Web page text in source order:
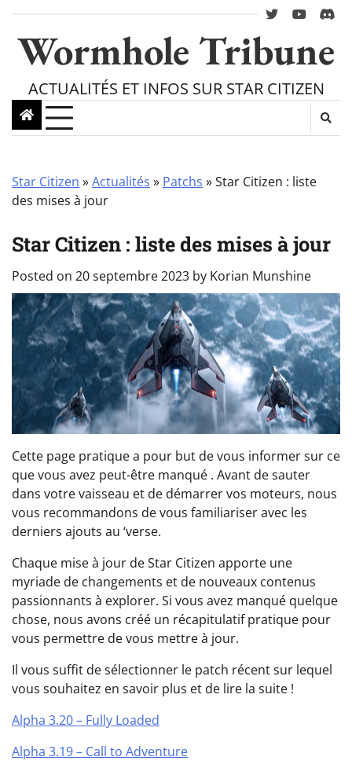
content
twitteryoutube
Wormhole Tribune
ACTUALITÉS ET INFOS SUR STAR CITIZEN
Star Citizen »Actualités » Patchs »Star Citizen : liste
des mises à jour
Star Citizen : liste des mises à jour
Posted on 20 septembre 2023 by Korian Munshine
Cette page pratique a pour but de vous informer sur ce
que vous avez peut-être manqué . Avant de sauter
dans votre vaisseau et de démarrer vos moteurs, nous
vous recommandons de vous familiariser avec les
derniers ajouts au ‘verse.
Chaque mise à jour de Star Citizen apporte une
myriade de changements et de nouveaux contenus
passionnants à explorer. Si vous avez manqué quelque
chose, nous avons créé un récapitulatif pratique pour
vous permettre de vous mettre à jour.
Il vous suffit de sélectionner le patch récent sur lequel
vous souhaitez en savoir plus et de lire la suite !
Alpha 3.20 – Fully Loaded
Alpha 3.19 – Call to Adventure